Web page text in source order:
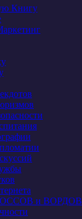
Книгу
и ВОРДОВ